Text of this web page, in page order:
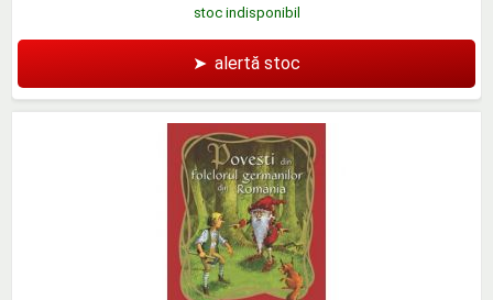
stoc indisponibil
➤ alertă stoc